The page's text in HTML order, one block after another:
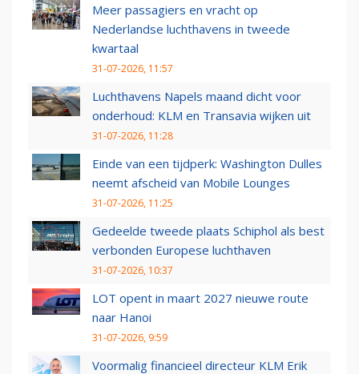
Meer passagiers en vracht op
Nederlandse luchthavens in tweede
kwartaal
31-07-2026, 11:57
Luchthavens Napels maand dicht voor
onderhoud: KLM en Transavia wijken uit
31-07-2026, 11:28
Einde van een tijdperk: Washington Dulles
neemt afscheid van Mobile Lounges
31-07-2026, 11:25
Gedeelde tweede plaats Schiphol als best
verbonden Europese luchthaven
31-07-2026, 10:37
LOT opent in maart 2027 nieuwe route
naar Hanoi
31-07-2026, 9:59
Voormalig financieel directeur KLM Erik